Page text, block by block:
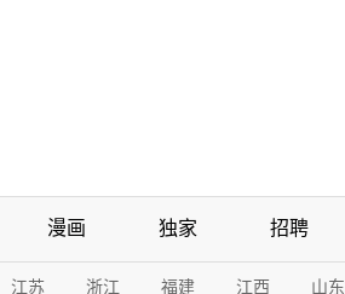
漫画 独家 招聘
江苏 浙江 福建 江西 山东